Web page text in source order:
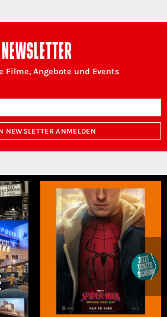
Filme, Angebote und Events
NEWSLETTER ANMELDEN